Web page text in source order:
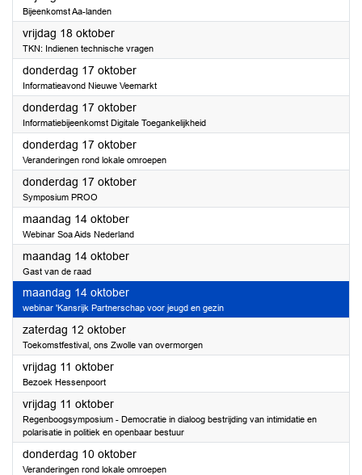
Bijeenkomst Aa-landen
vrijdag 18 oktober2024
TKN: Indienen technische vragen
donderdag 17 oktober2024
Informatieavond Nieuwe Veemarkt
donderdag 17 oktober2024
Informatiebijeenkomst Digitale Toegankelijkheid
donderdag 17 oktober2024
Veranderingen rond lokale omroepen
donderdag 17 oktober2024
Symposium PROO
maandag 14 oktober2024
Webinar Soa Aids Nederland
maandag 14 oktober2024
Gast van de raad
maandag 14 oktober2024
webinar 'Kansrijk Partnerschap voor jeugd en gezin
zaterdag 12 oktober2024
Toekomstfestival, ons Zwolle van overmorgen
vrijdag 11 oktober2024
Bezoek Hessenpoort
vrijdag 11 oktober2024
Regenboogsymposium - Democratie in dialoog bestrijding van intimidatie en
polarisatie in politiek en openbaar bestuur
donderdag 10 oktober2024
Veranderingen rond lokale omroepen